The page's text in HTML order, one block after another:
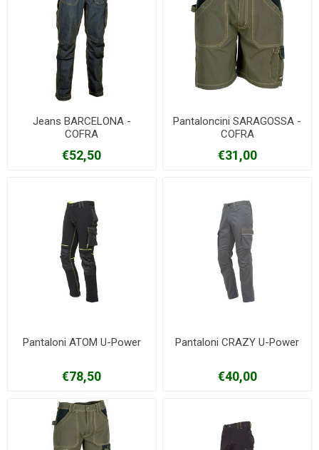
Jeans BARCELONA -
COFRA
€52,50
Pantaloncini SARAGOSSA -
COFRA
€31,00
Pantaloni ATOM U-Power
€78,50
Pantaloni CRAZY U-Power
€40,00